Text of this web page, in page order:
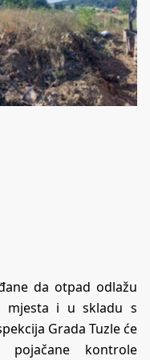
da otpad odlažu
mjesta i u skladu s
Grada Tuzle će
kontrole